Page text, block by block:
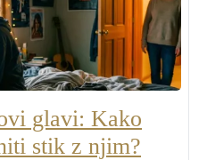
glavi: Kako
stik z njim?